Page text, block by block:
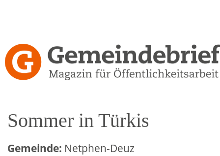
Gemeindebrief-
Kritiken
Sommer in Türkis
Gemeinde: Netphen-Deuz